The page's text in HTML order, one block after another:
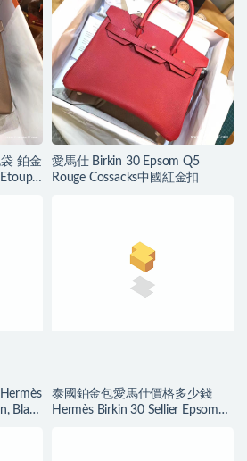
鉑金
愛馬仕 Birkin 30 Epsom Q5
Rouge Cossacks中國紅金扣
Black
泰國鉑金包愛馬仕價格多少錢
Hermès Birkin 30 Sellier Epsom